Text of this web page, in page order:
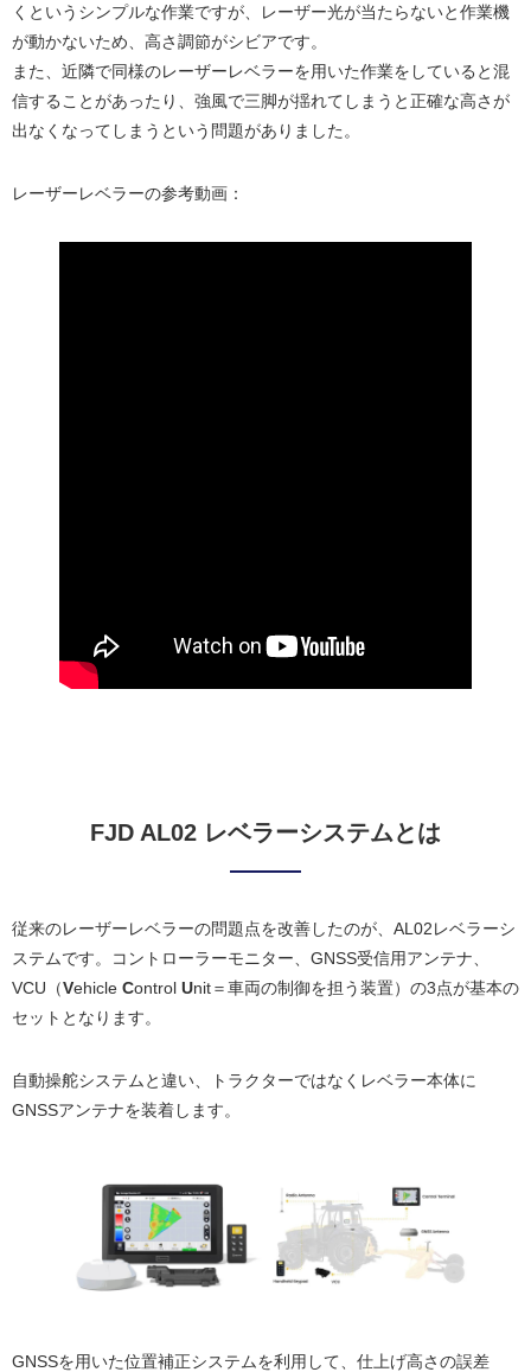
くというシンプルな作業ですが、レーザー光が当たらないと作業機
が動かないため、高さ調節がシビアです。
また、近隣で同様のレーザーレベラーを用いた作業をしていると混
信することがあったり、強風で三脚が揺れてしまうと正確な高さが
出なくなってしまうという問題がありました。
レーザーレベラーの参考動画：
FJD AL02 レベラーシステムとは
従来のレーザーレベラーの問題点を改善したのが、AL02レベラーシ
ステムです。コントローラーモニター、GNSS受信用アンテナ、
VCU（Vehicle Control Unit＝車両の制御を担う装置）の3点が基本の
セットとなります。
自動操舵システムと違い、トラクターではなくレベラー本体に
GNSSアンテナを装着します。
GNSSを用いた位置補正システムを利用して、仕上げ高さの誤差